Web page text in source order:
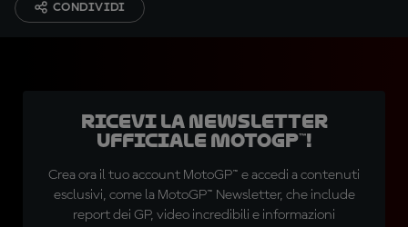
CONDIVIDI
Ricevi la newsletter
ufficiale MotoGP™!
Crea ora il tuo account MotoGP™ e accedi a contenuti
esclusivi, come la MotoGP™ Newsletter, che include
report dei GP, video incredibili e informazioni